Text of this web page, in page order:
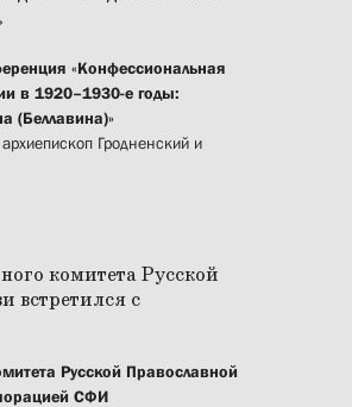
«Конфессиональная
в 1920–1930-е годы:
(Беллавина)»
Гродненский и
Русской Православной
СФИ